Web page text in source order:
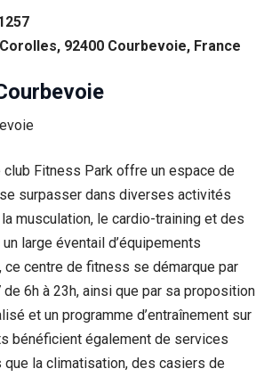
92400 Courbevoie, France
club Fitness Park offre un espace de
surpasser dans diverses activités
musculation, le cardio-training et des
large éventail d’équipements
ce centre de fitness se démarque par
6h à 23h, ainsi que par sa proposition
et un programme d’entraînement sur
bénéficient également de services
la climatisation, des casiers de